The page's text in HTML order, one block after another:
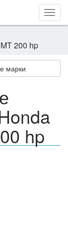
200 hp
марки
hp